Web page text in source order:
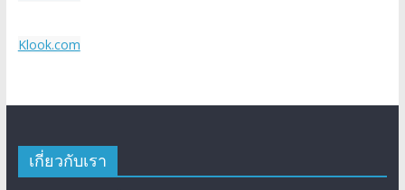
Klook.com
เกี่ยวกับเรา